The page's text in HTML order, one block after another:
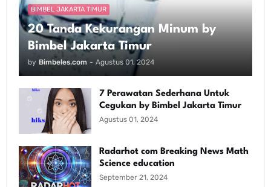
BIMBEL JAKARTA TIMUR
20 Tanda Kekurangan Minum by
Bimbel Jakarta Timur
by Bimbeles.com - Agustus 01, 2024
7 Perawatan Sederhana Untuk
Cegukan by Bimbel Jakarta Timur
Agustus 01, 2024
Radarhot com Breaking News Math
Science education
September 21, 2024